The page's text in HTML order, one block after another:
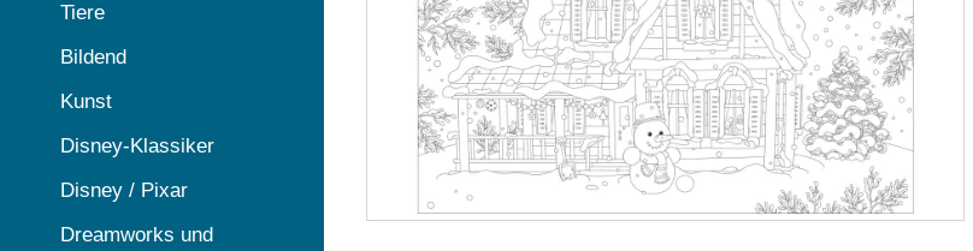
Tiere
Bildend
Kunst
Disney-Klassiker
Disney / Pixar
Dreamworks und